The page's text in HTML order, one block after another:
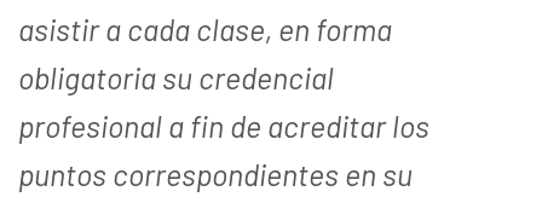
asistir a cada clase, en forma
obligatoria su credencial
profesional a fin de acreditar los
puntos correspondientes en su